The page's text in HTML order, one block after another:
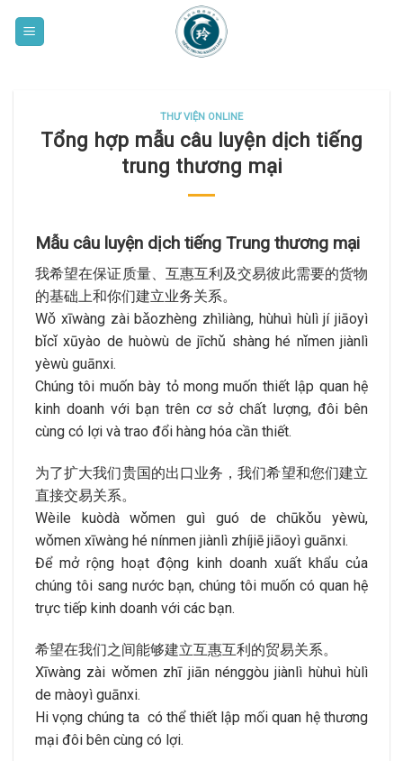
THƯ VIỆN ONLINE
Tổng hợp mẫu câu luyện dịch tiếng
trung thương mại
Mẫu câu luyện dịch tiếng Trung thương mại
我希望在保证质量、互惠互利及交易彼此需要的货物
的基础上和你们建立业务关系。
Wǒ xīwàng zài bǎozhèng zhìliàng, hùhuì hùlì jí jiāoyì
bǐcǐ xūyào de huòwù de jīchǔ shàng hé nǐmen jiànlì
yèwù guānxi.
Chúng tôi muốn bày tỏ mong muốn thiết lập quan hệ
kinh doanh với bạn trên cơ sở chất lượng, đôi bên
cùng có lợi và trao đổi hàng hóa cần thiết.
为了扩大我们贵国的出口业务，我们希望和您们建立
直接交易关系。
Wèile kuòdà wǒmen guì guó de chūkǒu yèwù,
wǒmen xīwàng hé nínmen jiànlì zhíjiē jiāoyì guānxi.
Để mở rộng hoạt động kinh doanh xuất khẩu của
chúng tôi sang nước bạn, chúng tôi muốn có quan hệ
trực tiếp kinh doanh với các bạn.
希望在我们之间能够建立互惠互利的贸易关系。
Xīwàng zài wǒmen zhī jiān nénggòu jiànlì hùhuì hùlì
de màoyì guānxi.
Hi vọng chúng ta có thể thiết lập mối quan hệ thương
mại đôi bên cùng có lợi.